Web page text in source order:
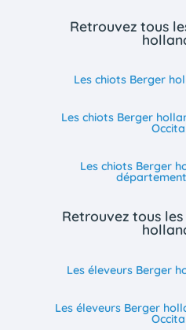
Retrouvez tous
Les chiots Berger
Les chiots Berger
Les chiots Berger
Retrouvez tous
Les éleveurs Berger
Les éleveurs Berger